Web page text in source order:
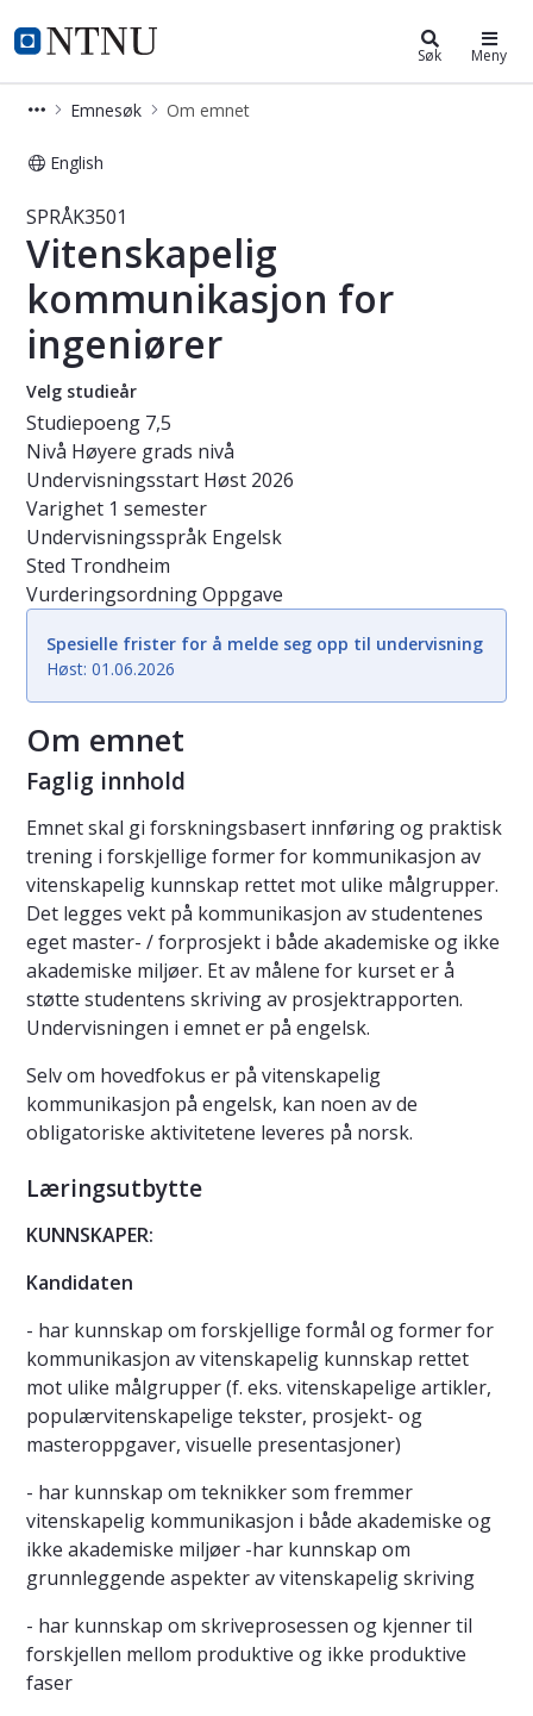
NTNU Hjemmeside
Studier Søk Meny
Emnesøk Om emnet
English
Emne - Vitenskapelig
SPRÅK3501
Vitenskapelig
kommunikasjon for
ingeniører
Velg studieår
Studiepoeng 7,5
Nivå Høyere grads nivå
Undervisningsstart Høst 2026
Varighet 1 semester
Undervisningsspråk Engelsk
Sted Trondheim
VurderingsordningOppgave
Spesielle frister for å melde seg opp til undervisning
Høst: 01.06.2026
Om emnet
Faglig innhold
Emnet skal gi forskningsbasert innføring og praktisk
trening i forskjellige former for kommunikasjon av
vitenskapelig kunnskap rettet mot ulike målgrupper.
Det legges vekt på kommunikasjon av studentenes
eget master- / forprosjekt i både akademiske og ikke
akademiske miljøer. Et av målene for kurset er å
støtte studentens skriving av prosjektrapporten.
Undervisningen i emnet er på engelsk.
Selv om hovedfokus er på vitenskapelig
kommunikasjon på engelsk, kan noen av de
obligatoriske aktivitetene leveres på norsk.
Læringsutbytte
KUNNSKAPER:
Kandidaten
- har kunnskap om forskjellige formål og former for
kommunikasjon av vitenskapelig kunnskap rettet
mot ulike målgrupper (f. eks. vitenskapelige artikler,
populærvitenskapelige tekster, prosjekt- og
masteroppgaver, visuelle presentasjoner)
- har kunnskap om teknikker som fremmer
vitenskapelig kommunikasjon i både akademiske og
ikke akademiske miljøer -har kunnskap om
grunnleggende aspekter av vitenskapelig skriving
- har kunnskap om skriveprosessen og kjenner til
forskjellen mellom produktive og ikke produktive
faser